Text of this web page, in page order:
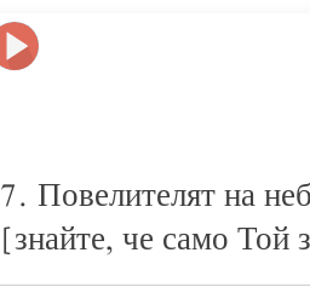
7. Повелителят на
[знайте, че само Той